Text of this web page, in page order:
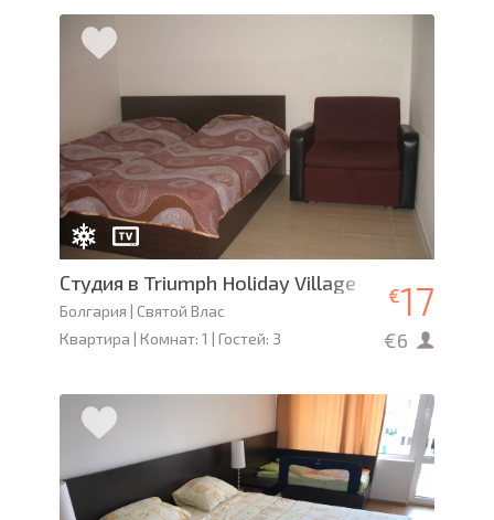
Студия в Triumph Holiday Village
Болгария | Святой Влас
Квартира | Комнат: 1 | Гостей: 3
€17
€6